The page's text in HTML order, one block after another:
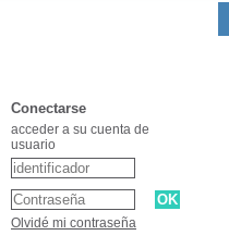
Conectarse
acceder a su cuenta de
usuario
Olvidé mi contraseña